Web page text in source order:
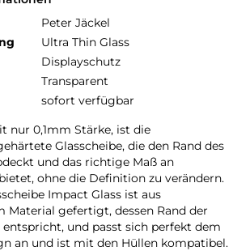
Peter Jäckel
Ultra Thin Glass
Displayschutz
Transparent
sofort verfügbar
nur 0,1mm Stärke, ist die
Glasscheibe, die den Rand des
und das richtige Maß an
ohne die Definition zu verändern.
Impact Glass ist aus
Material gefertigt, dessen Rand der
entspricht, und passt sich perfekt dem
an und ist mit den Hüllen kompatibel.